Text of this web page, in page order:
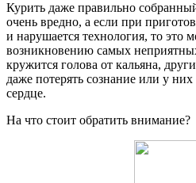
Курить даже правильно
очень вредно, а если при
и нарушается технология, то это
возникновению самых
кружится голова от кальяна,
даже потерять сознание или у
сердце.
На что стоит обратить внимание?